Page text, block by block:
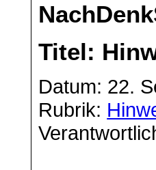
Titel:
Datum: 22.
Rubrik: